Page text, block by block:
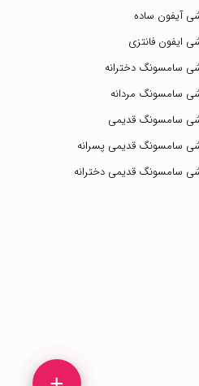
آیفون ساده
ایفون فانتزی
سامسونگ دخترانه
سامسونگ مردانه
سامسونگ قدیمی
سامسونگ قدیمی پسرانه
سامسونگ قدیمی دخترانه